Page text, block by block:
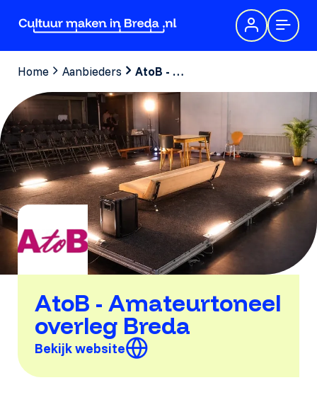
Home Aanbieders AtoB - Amateurtoneel overleg Breda
AtoB - Amateurtoneel
overleg Breda
Bekijk website